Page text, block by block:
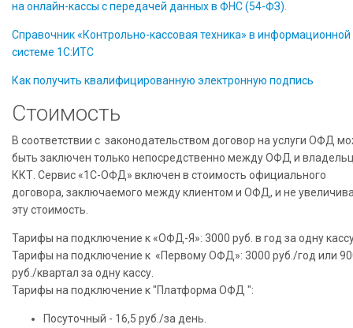
на онлайн-кассы с передачей данных в ФНС (54-ФЗ).
Справочник «Контрольно-кассовая техника» в информационной
системе 1С:ИТС
Как получить квалифицированную электронную подпись
Стоимость
В соответствии с законодательством договор на услуги ОФД
быть заключен только непосредственно между ОФД и
ККТ. Сервис «1С-ОФД» включен в стоимость официального
договора, заключаемого между клиентом и ОФД, и не
эту стоимость.
Тарифы на подключение к «ОФД-Я»: 3000 руб. в год за одну
Тарифы на подключение к «Первому ОФД»: 3000 руб./год или
руб./квартал за одну кассу.
Тарифы на подключение к "Платформа ОФД ":
Посуточный - 16,5 руб./за день.